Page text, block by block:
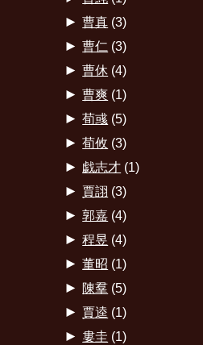
► 曹真 (3)
► 曹仁 (3)
► 曹休 (4)
► 曹爽 (1)
► 荀彧 (5)
► 荀攸 (3)
► 戯志才 (1)
► 賈詡 (3)
► 郭嘉 (4)
► 程昱 (4)
► 董昭 (1)
► 陳羣 (5)
► 賈逵 (1)
► 婁圭 (1)